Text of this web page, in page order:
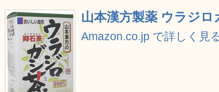
山本漢方製薬 ウラジロ
Amazon.co.jp で詳しく見